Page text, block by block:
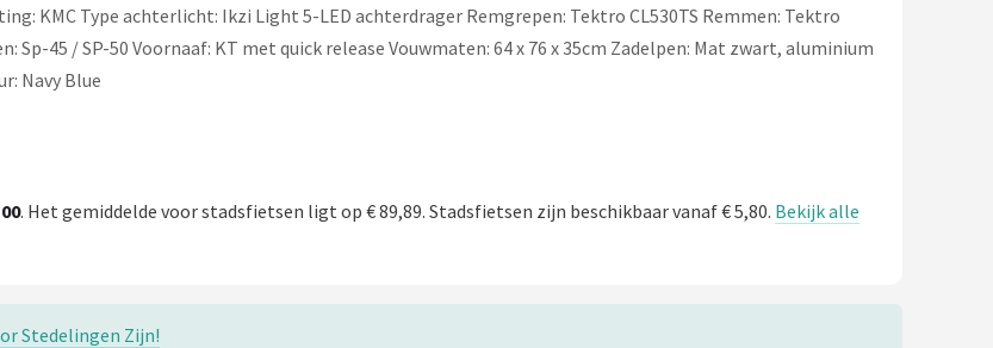
KMC Type achterlicht: Ikzi Light 5-LED achterdrager Remgrepen: Tektro CL530TS Remmen: Tektro
Sp-45 / SP-50 Voornaaf: KT met quick release Vouwmaten: 64 x 76 x 35cm Zadelpen: Mat zwart, aluminium
Navy Blue
. Het gemiddelde voor stadsfietsen ligt op € 89,89. Stadsfietsen zijn beschikbaar vanaf € 5,80. Bekijk alle
Stedelingen Zijn!